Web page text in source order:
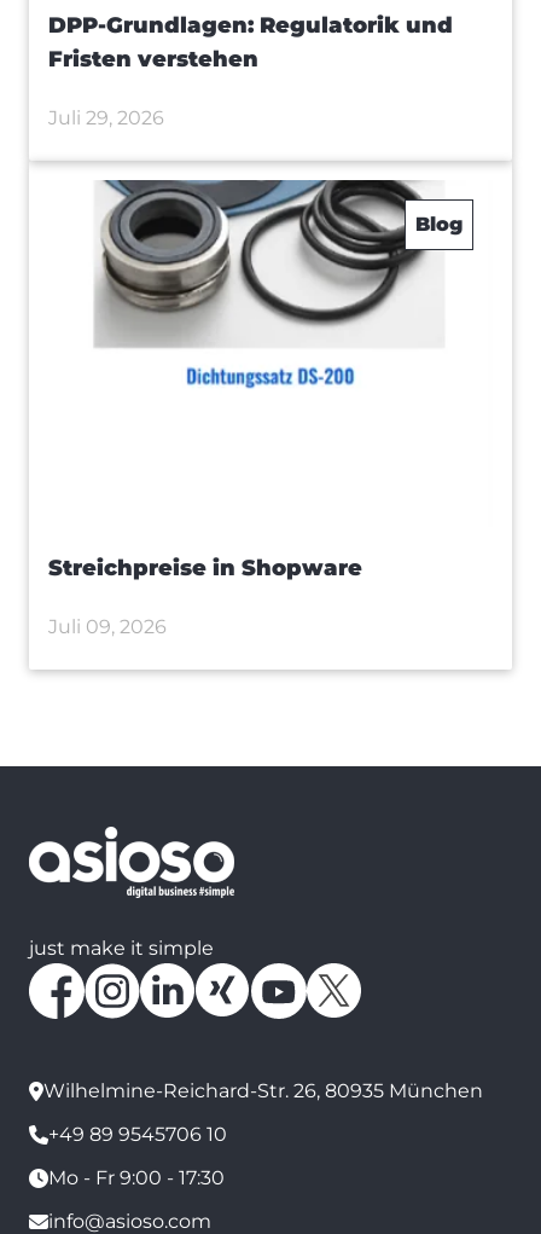
DPP-Grundlagen: Regulatorik und
Fristen verstehen
Juli 29, 2026
Blog
Streichpreise in Shopware
Juli 09, 2026
just make it simple
Wilhelmine-Reichard-Str. 26, 80935 München
+49 89 9545706 10
Mo - Fr 9:00 - 17:30
info@asioso.com